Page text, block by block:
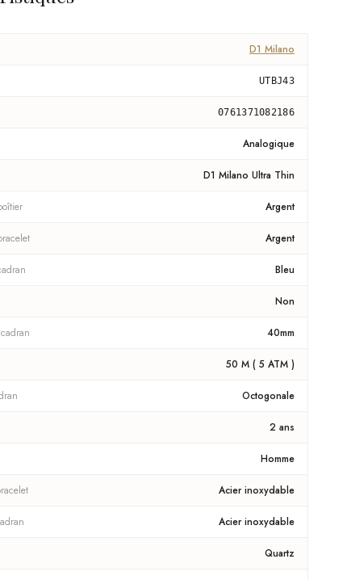
D1 Milano
UTBJ43
0761371082186
Analogique
D1 Milano Ultra Thin
Argent
Argent
Bleu
Non
40mm
50 M ( 5 ATM )
Octogonale
2 ans
Homme
Acier inoxydable
Acier inoxydable
Quartz